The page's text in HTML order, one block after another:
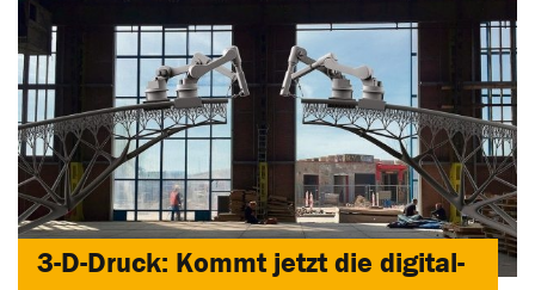
3-D-Druck: Kommt jetzt die digital-